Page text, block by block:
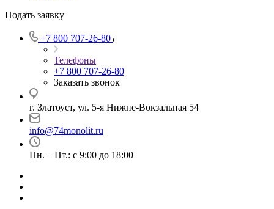
Подать заявку
+7 800 707-26-80
Телефоны
+7 800 707-26-80
Заказать звонок
г. Златоуст, ул. 5-я Нижне-Вокзальная 54
info@74monolit.ru
Пн. – Пт.: с 9:00 до 18:00